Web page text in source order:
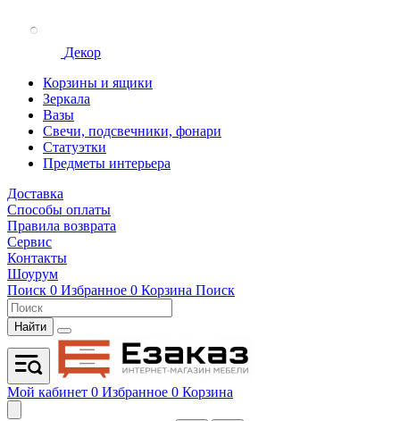
Декор
Корзины и ящики
Зеркала
Вазы
Свечи, подсвечники, фонари
Статуэтки
Предметы интерьера
Доставка
Способы оплаты
Правила возврата
Сервис
Контакты
Шоурум
Поиск 0 Избранное 0 Корзина Поиск
Найти
Мой кабинет 0 Избранное 0 Корзина